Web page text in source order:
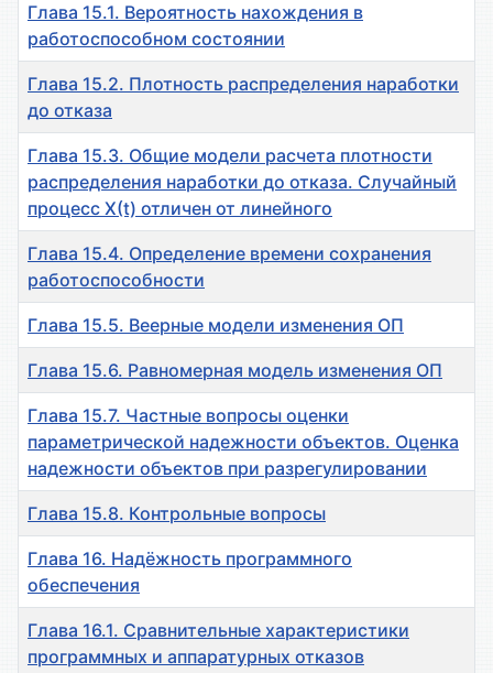
Глава 15.1. Вероятность нахождения в
работоспособном состоянии
Глава 15.2. Плотность распределения наработки
до отказа
Глава 15.3. Общие модели расчета плотности
распределения наработки до отказа. Случайный
процесс Х(t) отличен от линейного
Глава 15.4. Определение времени сохранения
работоспособности
Глава 15.5. Веерные модели изменения ОП
Глава 15.6. Равномерная модель изменения ОП
Глава 15.7. Частные вопросы оценки
параметрической надежности объектов. Оценка
надежности объектов при разрегулировании
Глава 15.8. Контрольные вопросы
Глава 16. Надёжность программного
обеспечения
Глава 16.1. Сравнительные характеристики
программных и аппаратурных отказов